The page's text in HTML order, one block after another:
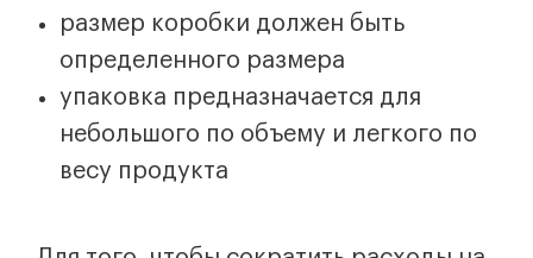
размер коробки должен быть
определенного размера
упаковка предназначается для
небольшого по объему и легкого по
весу продукта